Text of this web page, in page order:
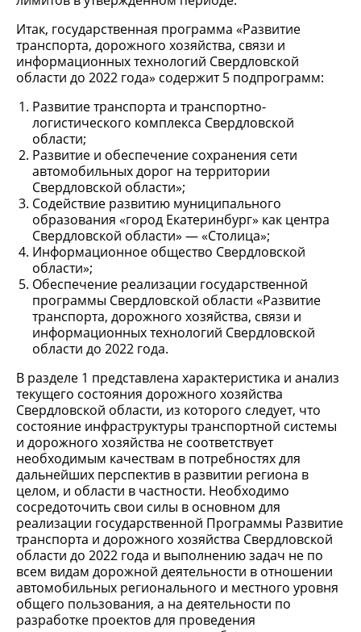
Итак, государственная программа «Развитие
транспорта, дорожного хозяйства, связи и
информационных технологий Свердловской
области до 2022 года» содержит 5 подпрограмм:
Развитие транспорта и транспортно-
логистического комплекса Свердловской
области;
Развитие и обеспечение сохранения сети
автомобильных дорог на территории
Свердловской области»;
Содействие развитию муниципального
образования «город Екатеринбург» как центра
Свердловской области» — «Столица»;
Информационное общество Свердловской
области»;
Обеспечение реализации государственной
программы Свердловской области «Развитие
транспорта, дорожного хозяйства, связи и
информационных технологий Свердловской
области до 2022 года.
В разделе 1 представлена характеристика и анализ
текущего состояния дорожного хозяйства
Свердловской области, из которого следует, что
состояние инфраструктуры транспортной системы
и дорожного хозяйства не соответствует
необходимым качествам в потребностях для
дальнейших перспектив в развитии региона в
целом, и области в частности. Необходимо
сосредоточить свои силы в основном для
реализации государственной Программы Развитие
транспорта и дорожного хозяйства Свердловской
области до 2022 года и выполнению задач не по
всем видам дорожной деятельности в отношении
автомобильных регионального и местного уровня
общего пользования, а на деятельности по
разработке проектов для проведения